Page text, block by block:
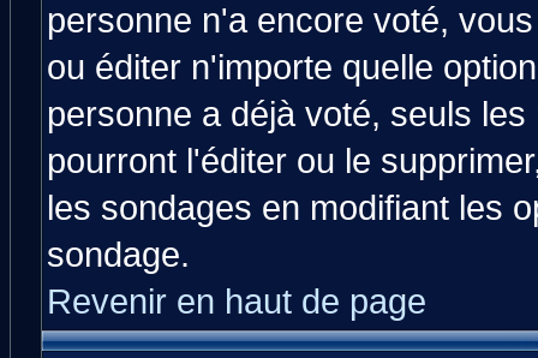
personne n'a encore voté,
ou éditer n'importe quelle
personne a déjà voté, seuls
pourront l'éditer ou le
les sondages en modifiant les
sondage.
Revenir en haut de page